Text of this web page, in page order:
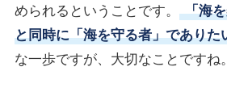
められるということです。
「海を
と同時に「海を守る者」でありた
な一歩ですが、大切なことですね。